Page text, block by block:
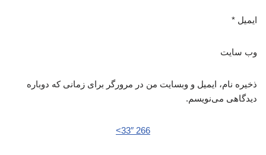
ایمیل *
وب‌ سایت
ذخیره نام، ایمیل و وبسایت من در مرورگر برای زمانی که دوباره
دیدگاهی می‌نویسم.
266 33″>